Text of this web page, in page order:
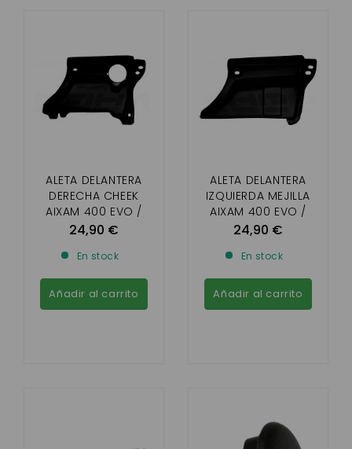
ALETA DELANTERA
DERECHA CHEEK
AIXAM 400 EVO /
400.4
24,90 €
En stock
Añadir al carrito
ALETA DELANTERA
IZQUIERDA MEJILLA
AIXAM 400 EVO /
400.4
24,90 €
En stock
Añadir al carrito